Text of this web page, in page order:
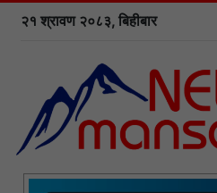
२१ श्रावण २०८३, बिहीबार